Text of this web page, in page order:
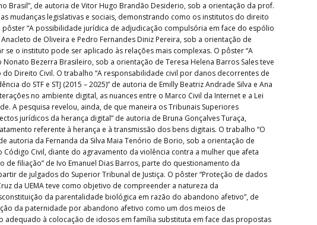
Brasil”, de autoria de Vitor Hugo Brandão Desiderio, sob a orientação da prof.
mudanças legislativas e sociais, demonstrando como os institutos do direito
“A possibilidade jurídica de adjudicação compulsória em face do espólio
de Oliveira e Pedro Fernandes Diniz Pereira, sob a orientação de
o instituto pode ser aplicado às relações mais complexas. O pôster “A
Bezerra Brasileiro, sob a orientação de Teresa Helena Barros Sales teve
Direito Civil. O trabalho “A responsabilidade civil por danos decorrentes de
do STF e STJ (2015 – 2025)” de autoria de Emilly Beatriz Andrade Silva e Ana
no ambiente digital, as nuances entre o Marco Civil da Internet e a Lei
A pesquisa revelou, ainda, de que maneira os Tribunais Superiores
jurídicos da herança digital” de autoria de Bruna Gonçalves Turaça,
referente à herança e à transmissão dos bens digitais. O trabalho “O
autoria da Fernanda da Silva Maia Tenório de Borio, sob a orientação de
Civil, diante do agravamento da violência contra a mulher que afeta
filiação” de Ivo Emanuel Dias Barros, parte do questionamento da
de julgados do Superior Tribunal de Justiça. O pôster “Proteção de dados
da UEMA teve como objetivo de compreender a natureza da
da parentalidade biológica em razão do abandono afetivo”, de
da paternidade por abandono afetivo como um dos meios de
à colocação de idosos em família substituta em face das propostas